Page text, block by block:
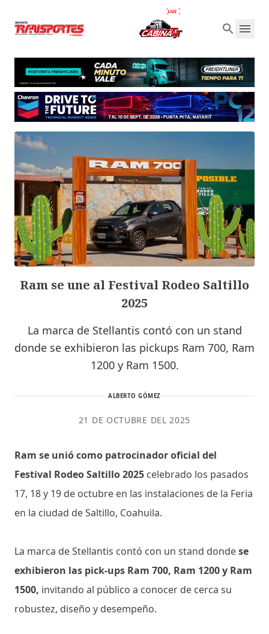
Ram se une al Festival Rodeo Saltillo
2025
La marca de Stellantis contó con un stand
donde se exhibieron las pickups Ram 700, Ram
1200 y Ram 1500.
ALBERTO GÓMEZ
21 DE OCTUBRE DEL 2025
Ram se unió como patrocinador oficial del
Festival Rodeo Saltillo 2025 celebrado los pasados
17, 18 y 19 de octubre en las instalaciones de la Feria
en la ciudad de Saltillo, Coahuila.
La marca de Stellantis contó con un stand dondese
exhibieron las pick-ups Ram 700, Ram 1200 y Ram
1500, invitando al público a conocer de cerca su
robustez, diseño y desempeño.